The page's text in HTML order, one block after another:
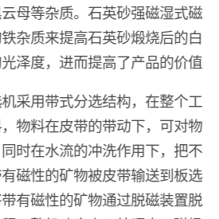
母等杂质。石英砂强磁湿式磁
杂质来提高石英砂煅烧后的白
泽度，进而提高了产品的价值
采用带式分选结构，在整个工
物料在皮带的带动下，可对物
时在水流的冲洗作用下，把不
磁性的矿物被皮带输送到板选
有磁性的矿物通过脱磁装置脱